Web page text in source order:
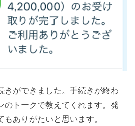
きができました。手続きが終わ
のトークで教えてくれます。発
ありがたいと思います。